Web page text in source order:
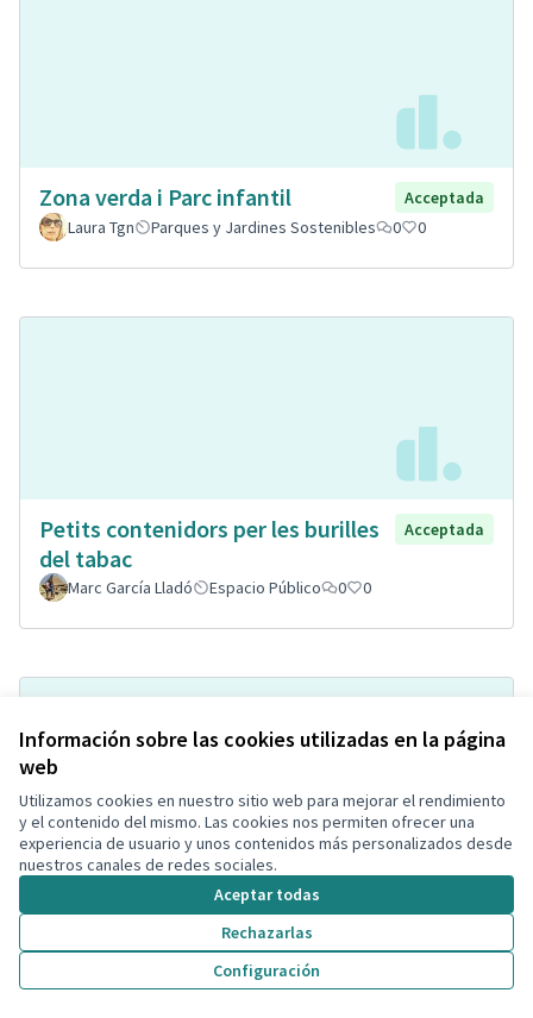
Información sobre las cookies utilizadas en la página
web
Utilizamos cookies en nuestro sitio web para mejorar el rendimiento
y el contenido del mismo. Las cookies nos permiten ofrecer una
experiencia de usuario y unos contenidos más personalizados desde
nuestros canales de redes sociales.
Aceptar todas
Rechazarlas
Configuración
Zona verda i Parc infantil
Acceptada
Laura Tgn
Parques y Jardines Sostenibles 0 0
Petits contenidors per les burilles
del tabac
Acceptada
Marc García Lladó Espacio Público 0 0
Millores d'adeqüació de les
inatal·lacions de L'Escola Santa
Creu
Rehabilitación ecológica